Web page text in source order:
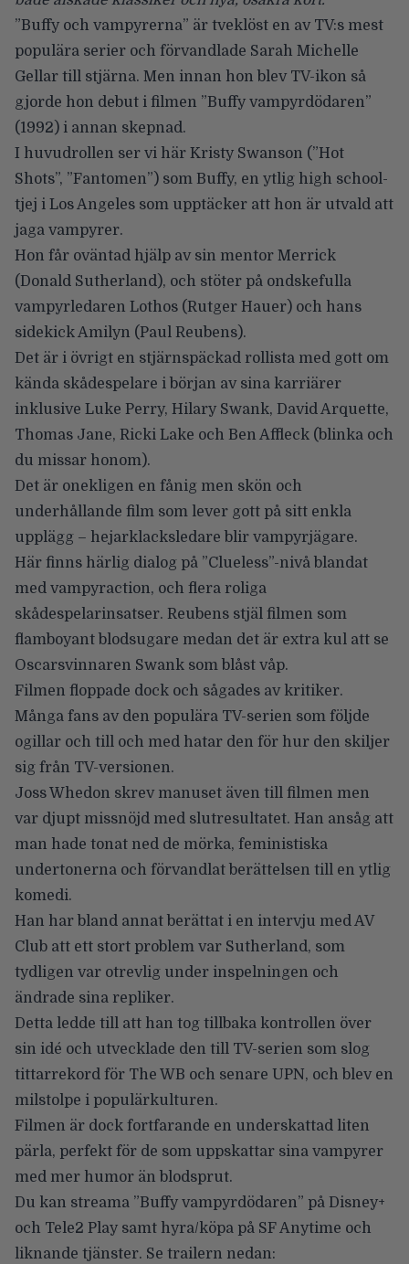
”Buffy och vampyrerna” är tveklöst en av TV:s mest
populära serier och förvandlade Sarah Michelle
Gellar till stjärna. Men innan hon blev TV-ikon så
gjorde hon debut i filmen ”Buffy vampyrdödaren”
(1992) i annan skepnad.
I huvudrollen ser vi här Kristy Swanson (”Hot
Shots”, ”Fantomen”) som Buffy, en ytlig high school-
tjej i Los Angeles som upptäcker att hon är utvald att
jaga vampyrer.
Hon får oväntad hjälp av sin mentor Merrick
(Donald Sutherland), och stöter på ondskefulla
vampyrledaren Lothos (Rutger Hauer) och hans
sidekick Amilyn (Paul Reubens).
Det är i övrigt en stjärnspäckad rollista med gott om
kända skådespelare i början av sina karriärer
inklusive Luke Perry, Hilary Swank, David Arquette,
Thomas Jane, Ricki Lake och Ben Affleck (blinka och
du missar honom).
Det är onekligen en fånig men skön och
underhållande film som lever gott på sitt enkla
upplägg – hejarklacksledare blir vampyrjägare.
Här finns härlig dialog på ”Clueless”-nivå blandat
med vampyraction, och flera roliga
skådespelarinsatser. Reubens stjäl filmen som
flamboyant blodsugare medan det är extra kul att se
Oscarsvinnaren Swank som blåst våp.
Filmen floppade dock och sågades av kritiker.
Många fans av den populära TV-serien som följde
ogillar och till och med hatar den för hur den skiljer
sig från TV-versionen.
Joss Whedon skrev manuset även till filmen men
var djupt missnöjd med slutresultatet. Han ansåg att
man hade tonat ned de mörka, feministiska
undertonerna och förvandlat berättelsen till en ytlig
komedi.
Han har bland annat berättat i en intervju medAV
Club att ett stort problem var Sutherland, som
tydligen var otrevlig under inspelningen och
ändrade sina repliker.
Detta ledde till att han tog tillbaka kontrollen över
sin idé och utvecklade den till TV-serien som slog
tittarrekord för The WB och senare UPN, och blev en
milstolpe i populärkulturen.
Filmen är dock fortfarande en underskattad liten
pärla, perfekt för de som uppskattar sina vampyrer
med mer humor än blodsprut.
Du kan streama ”Buffy vampyrdödaren” på Disney+
och Tele2 Play samt hyra/köpa på SF Anytime och
liknande tjänster. Se trailern nedan: